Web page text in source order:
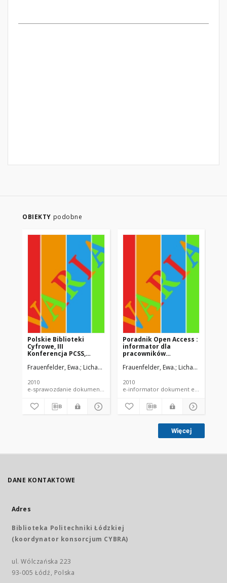
OBIEKTY podobne
Polskie Biblioteki
Cyfrowe, III
Konferencja PCSS,
: sprawozdanie
Frauenfelder, Ewa. Lichawska, Agnieszka.
2010
e-sprawozdanie dokument elektroniczny e-materiały konferencyjne
Poradnik Open Access :
informator dla
pracowników
Frauenfelder, Ewa. Lichawska,
2010
Więcej
DANE KONTAKTOWE
Adres
Biblioteka Politechniki Łódzkiej
(koordynator konsorcjum CYBRA)
ul. Wólczańska 223
93-005 Łódź, Polska